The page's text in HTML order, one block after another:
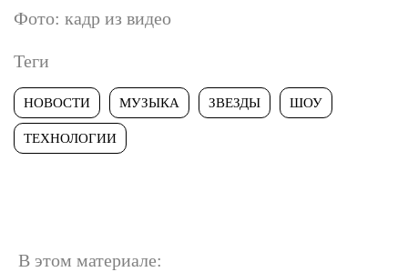
Фото: кадр из видео
Теги
НОВОСТИ МУЗЫКА ЗВЕЗДЫ ШОУ
ТЕХНОЛОГИИ
В этом материале: